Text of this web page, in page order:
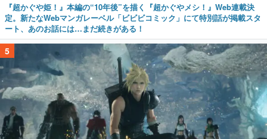
『超かぐや姫！』本編の“10年後”を描く『超かぐやメシ！』Web連載決
定。新たなWebマンガレーベル「ビビビコミック」にて特別話が掲載スタ
ート、あのお話には…まだ続きがある！
5